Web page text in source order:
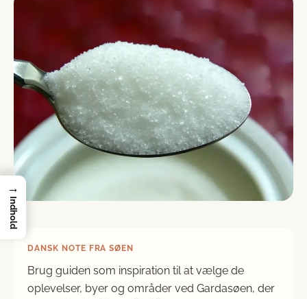
DANSK NOTE FRA SØEN
Brug guiden som inspiration til at vælge de
oplevelser, byer og områder ved Gardasøen, der
→
Indhold